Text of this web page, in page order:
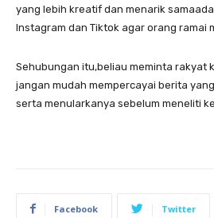
yang lebih kreatif dan menarik
Instagram dan Tiktok agar orang ramai
Sehubungan itu,beliau meminta rakyat
jangan mudah mempercayai berita
serta menularkanya sebelum meneliti
Facebook Twitter